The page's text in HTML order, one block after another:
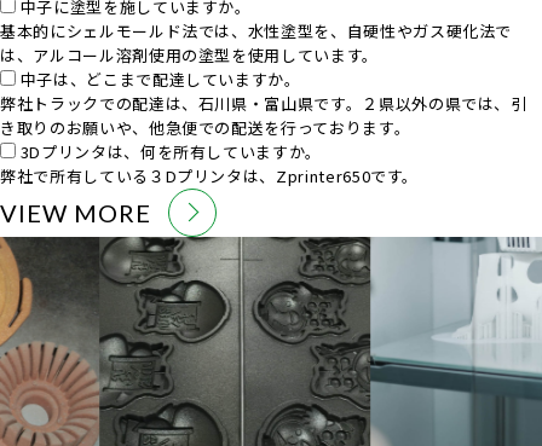
中子に塗型を施していますか。
基本的にシェルモールド法では、水性塗型を、自硬性やガス硬化法で
は、アルコール溶剤使用の塗型を使用しています。
中子は、どこまで配達していますか。
弊社トラックでの配達は、石川県・富山県です。２県以外の県では、引
き取りのお願いや、他急便での配送を行っております。
3Dプリンタは、何を所有していますか。
弊社で所有している３Dプリンタは、Zprinter650です。
VIEW MORE